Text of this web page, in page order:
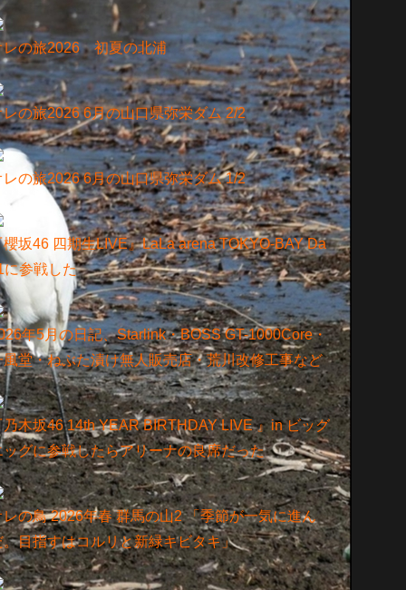
レの旅2026 初夏の北浦
レの旅2026 6月の山口県弥栄ダム 2/2
レの旅2026 6月の山口県弥栄ダム 1/2
櫻坂46 四期生LIVE』LaLa arena TOKYO-BAY Da
に参戦した
年5月の日記、Starlink・BOSS GT-1000Core・
風堂・ねぶた漬け無人販売店・荒川改修工事など
乃⽊坂46 14th YEAR BIRTHDAY LIVE 』in ビッグ
ッグに参戦したらアリーナの良席だった
レの鳥 2026年春 群馬の山2 「季節が一気に進ん
。目指すはコルリと新緑キビタキ」